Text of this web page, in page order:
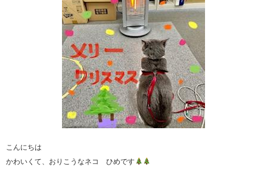
こんにちは
かわいくて、おりこうなネコ ひめです